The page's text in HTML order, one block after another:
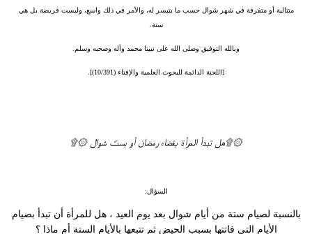
متتالية أو متفرقة في شهر شوال حسب ما يتيسر له، والأمر في ذلك واسع، وليست فريضة بل هي
سنة.
وبالله التوفيق وصلى الله على نبينا محمد وآله وصحبه وسلم.
[اللجنة الدائمة للبحوث العلمية والإفتاء (10/391)].
۞۩هل تبدأ المرأة بقضاء رمضان أو بستّ شوال ۞۩
السؤال:
بالنسبة لصيام ستة من أيام شوال بعد يوم العيد ، هل للمرأة أن تبدأ بصيام
الأيام التي فاتتها بسبب الحيض ثم تتبعها بالأيام الستة أم ماذا ؟